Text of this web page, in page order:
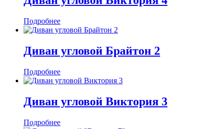
Подробнее
Диван угловой Брайтон 2
Подробнее
Диван угловой Виктория 3
Подробнее